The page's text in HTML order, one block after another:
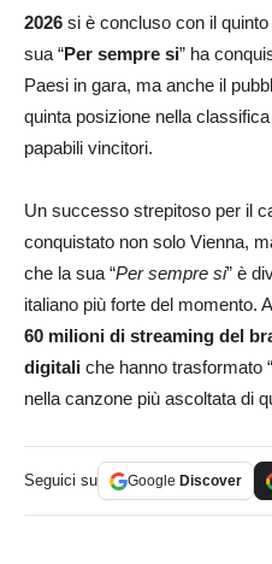
2026 si è concluso con il
sua “Per sempre si” ha
Paesi in gara, ma anche il
quinta posizione nella
papabili vincitori.
Un successo strepitoso per il
conquistato non solo Vienna,
che la sua “Per sempre si” è
italiano più forte del momento.
60 milioni di streaming del
digitali che hanno trasformato “
nella canzone più ascoltata di
Seguici su Google Discover